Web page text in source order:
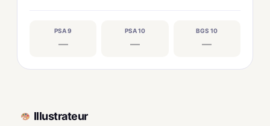
PSA 9
—
PSA 10
—
BGS 10
—
Illustrateur